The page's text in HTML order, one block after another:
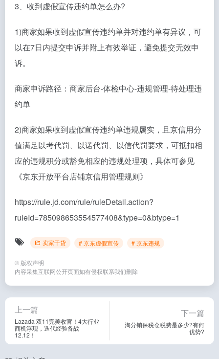
3、收到虚假宣传违约单怎么办?
1)商家如果收到虚假宣传违约单并对违约单有异议，可
以在7日内提交申诉并附上有效举证，避免提交无效申
诉。
商家申诉路径：商家后台-体检中心-违规管理-待处理违
约单
2)商家如果收到虚假宣传违约单违规属实，且京信用分
值满足以考代罚、以诺代罚、以信代罚要求，可抵扣相
应的违规积分或豁免相应的违规处理项，具体可参见
《京东开放平台店铺京信用管理规则》
https://rule.jd.com/rule/ruleDetail.action?
ruleId=785098653554577408&type=0&btype=1
卖家干货 # 京东虚假宣传 # 京东违规
© 版权声明
内容采集互联网公开页面如有侵权联系我们删除
上一篇
Lazada 双11完美收官！4大行业
商机浮现，迭代经验备战
12.12！
下一篇
淘分销保税仓税费是多少?有何
优势?